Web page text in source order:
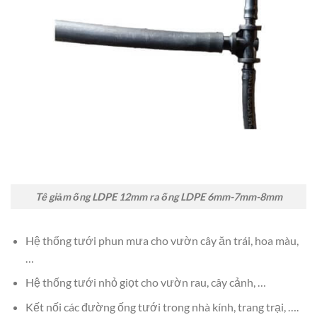
Tê giảm ống LDPE 12mm ra ống LDPE 6mm-7mm-8mm
Hệ thống tưới phun mưa cho vườn cây ăn trái, hoa màu,
Hệ thống tưới nhỏ giọt cho vườn rau, cây cảnh, …
Kết nối các đường ống tưới trong nhà kính, trang trại, ….